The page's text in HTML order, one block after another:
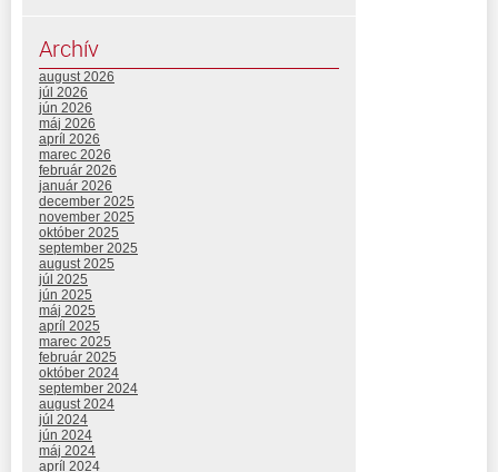
Archív
august 2026
júl 2026
jún 2026
máj 2026
apríl 2026
marec 2026
február 2026
január 2026
december 2025
november 2025
október 2025
september 2025
august 2025
júl 2025
jún 2025
máj 2025
apríl 2025
marec 2025
február 2025
október 2024
september 2024
august 2024
júl 2024
jún 2024
máj 2024
apríl 2024